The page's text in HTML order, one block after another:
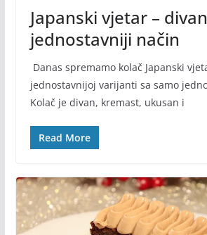
Japanski vjetar –
jednostavniji način
Danas spremamo kolač Japanski
jednostavnijoj varijanti sa samo
Kolač je divan, kremast, ukusan i
Read More